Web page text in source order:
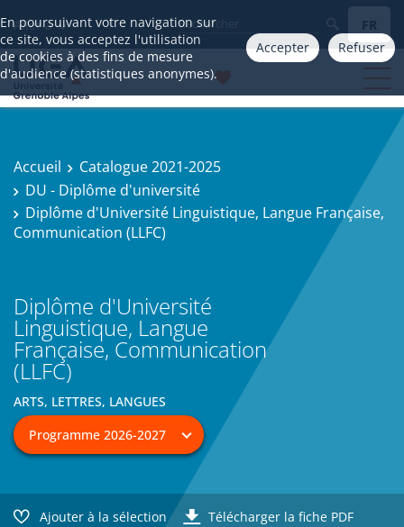
En poursuivant votre navigation sur
ce site, vous acceptez l'utilisation
de cookies à des fins de mesure
d'audience (statistiques anonymes).
Accepter Refuser
Aller à FR
Accueil
Catalogue 2021-2025
DU - Diplôme d'université
Diplôme d'Université Linguistique, Langue Française,
Communication (LLFC)
Diplôme d'Université
Linguistique, Langue
Française, Communication
(LLFC)
ARTS, LETTRES, LANGUES
Ajouter à la sélection Télécharger la fiche PDF